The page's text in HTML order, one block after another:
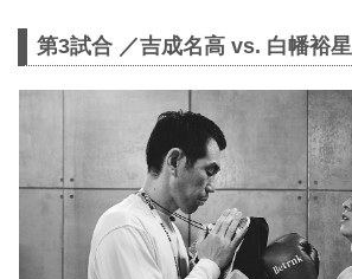
第3試合 ／吉成名高 vs. 白幡裕星